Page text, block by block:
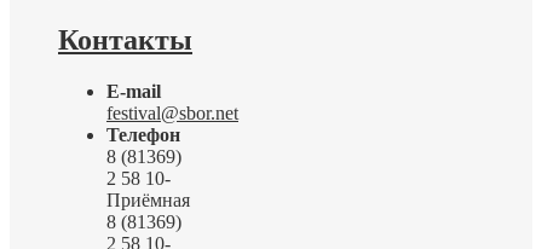
Контакты
E-mail
festival@sbor.net
Телефон
8 (81369)
2 58 10-
Приёмная
8 (81369)
2 58 10-